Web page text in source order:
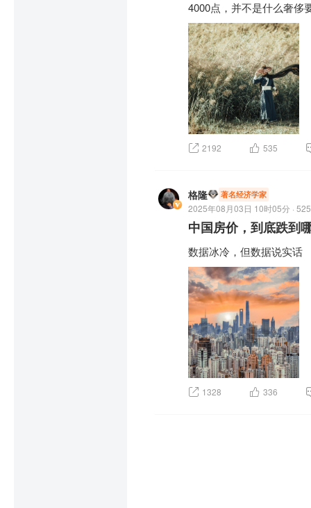
4000点，并不是什么奢侈
2192 535
格隆 著名经济学家
2025年08月03日 10时05分 ·
中国房价，到底跌到
数据冰冷，但数据说实话
1328 336